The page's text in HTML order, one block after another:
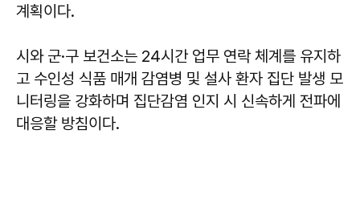
계획이다.
시와 군·구 보건소는 24시간 업무 연락 체계를 유지하
고 수인성 식품 매개 감염병 및 설사 환자 집단 발생 모
니터링을 강화하며 집단감염 인지 시 신속하게 전파에
대응할 방침이다.